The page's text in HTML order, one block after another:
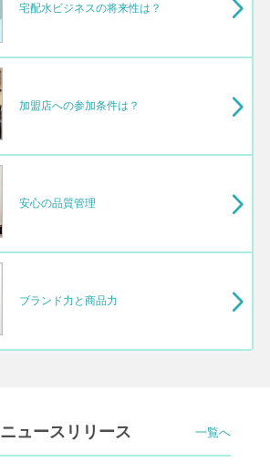
宅配水ビジネスの将来性は？
加盟店への参加条件は？
安心の品質管理
ブランド力と商品力
ニュースリリース 一覧へ